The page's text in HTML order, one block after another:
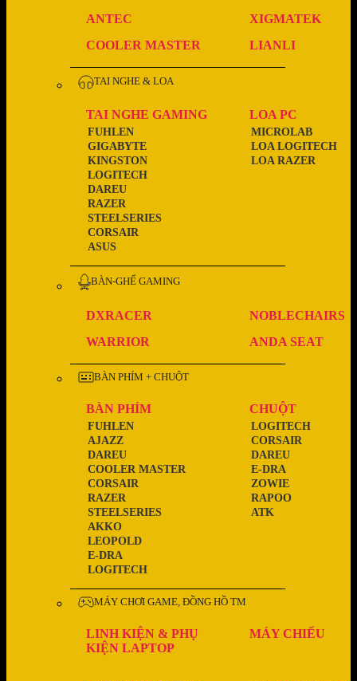
ANTEC
XIGMATEK
COOLER MASTER
LIANLI
TAI NGHE & LOA
TAI NGHE GAMING
ASUS
CORSAIR
STEELSERIES
RAZER
DAREU
LOGITECH
KINGSTON
GIGABYTE
FUHLEN
LOA PC
LOA RAZER
LOA LOGITECH
MICROLAB
BÀN-GHẾ GAMING
DXRACER
NOBLECHAIRS
WARRIOR
ANDA SEAT
BÀN PHÍM + CHUỘT
BÀN PHÍM
LOGITECH
E-DRA
LEOPOLD
AKKO
STEELSERIES
RAZER
CORSAIR
COOLER MASTER
DAREU
AJAZZ
FUHLEN
CHUỘT
ATK
RAPOO
ZOWIE
E-DRA
DAREU
CORSAIR
LOGITECH
MÁY CHƠI GAME, ĐỒNG HỒ TM
LINH KIỆN & PHỤ
KIỆN LAPTOP
MÁY CHIẾU